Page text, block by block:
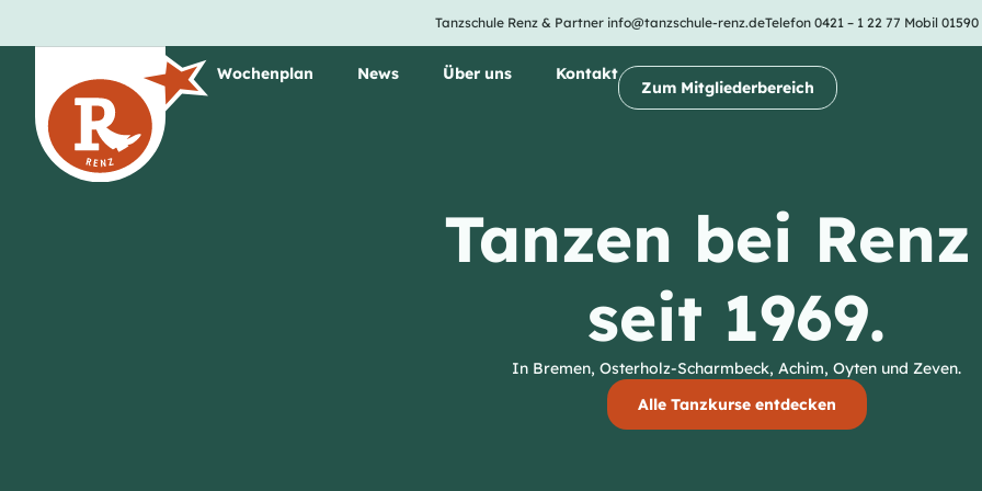
Tanzschule Renz & Partnerinfo@tanzschule-renz.deTelefon 0421 – 1 22 77 Mobil 01590
Unsere Tanzkurse Wochenplan News Über uns Kontakt
Zum Mitgliederbereich
Tanzen bei
seit 1969.
In Bremen, Osterholz-Scharmbeck, Achim, Oyten und Zeven.
Alle Tanzkurse entdecken